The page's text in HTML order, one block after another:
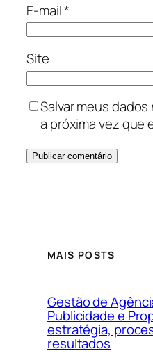
E-mail*
Site
Salvar meus
a próxima vez que
MAIS POSTS
Gestão de
Publicidade e
estratégia,
resultados